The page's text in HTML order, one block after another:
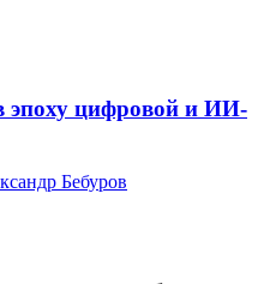
эпоху цифровой и ИИ-
Бебуров